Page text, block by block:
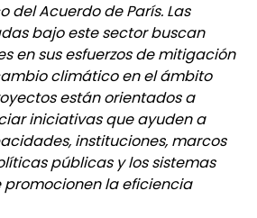
del Acuerdo de París. Las
bajo este sector buscan
en sus esfuerzos de mitigación
climático en el ámbito
están orientados a
iniciativas que ayuden a
instituciones, marcos
públicas y los sistemas
la eficiencia